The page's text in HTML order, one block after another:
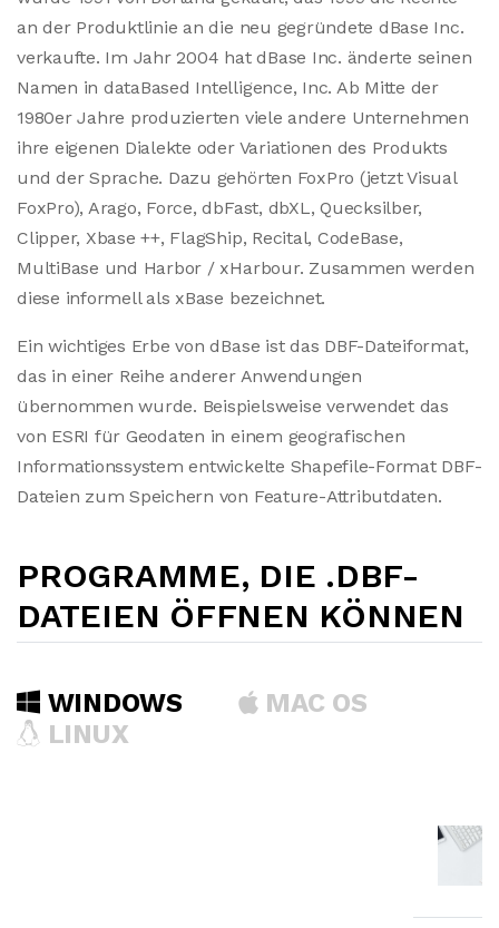
an der Produktlinie an die neu gegründete dBase Inc.
verkaufte. Im Jahr 2004 hat dBase Inc. änderte seinen
Namen in dataBased Intelligence, Inc. Ab Mitte der
1980er Jahre produzierten viele andere Unternehmen
ihre eigenen Dialekte oder Variationen des Produkts
und der Sprache. Dazu gehörten FoxPro (jetzt Visual
FoxPro), Arago, Force, dbFast, dbXL, Quecksilber,
Clipper, Xbase ++, FlagShip, Recital, CodeBase,
MultiBase und Harbor / xHarbour. Zusammen werden
diese informell als xBase bezeichnet.
Ein wichtiges Erbe von dBase ist das DBF-Dateiformat,
das in einer Reihe anderer Anwendungen
übernommen wurde. Beispielsweise verwendet das
von ESRI für Geodaten in einem geografischen
Informationssystem entwickelte Shapefile-Format DBF-
Dateien zum Speichern von Feature-Attributdaten.
PROGRAMME, DIE .DBF-
DATEIEN ÖFFNEN KÖNNEN
WINDOWS
MAC OS
LINUX